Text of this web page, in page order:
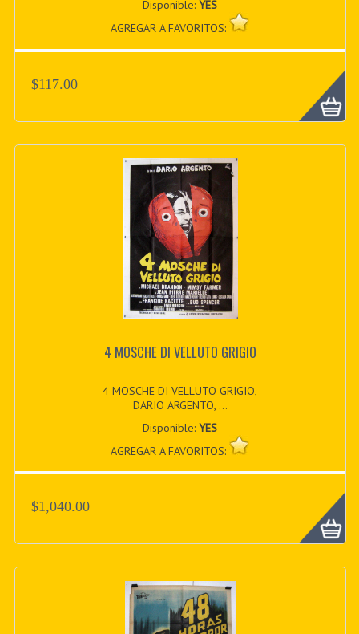
Disponible:YES
AGREGAR A FAVORITOS:
$117.00
4 MOSCHE DI VELLUTO GRIGIO
4 MOSCHE DI VELLUTO GRIGIO,
DARIO ARGENTO, ...
Disponible:YES
AGREGAR A FAVORITOS:
$1,040.00